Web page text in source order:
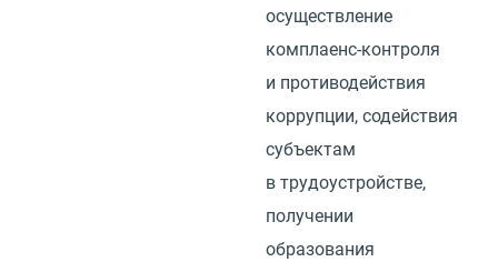
осуществление
комплаенс-контроля
и противодействия
коррупции, содействия
субъектам
в трудоустройстве,
получении
образования